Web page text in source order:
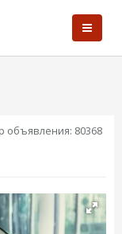
объявления: 80368